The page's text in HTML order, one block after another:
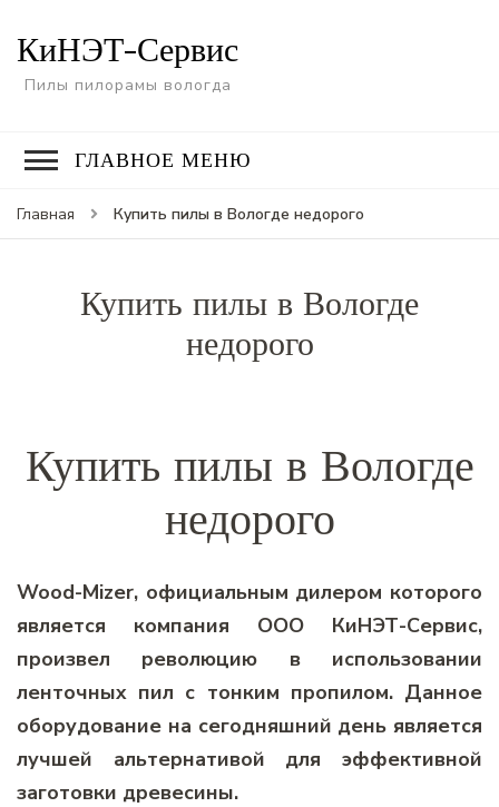
КиНЭТ-Сервис
Пилы пилорамы вологда
ГЛАВНОЕ МЕНЮ
Главная Купить пилы в Вологде недорого
Купить пилы в Вологде
недорого
Купить пилы в Вологде
недорого
Wood-Mizer, официальным дилером которого
является компания ООО КиНЭТ-Сервис,
произвел революцию в использовании
ленточных пил с тонким пропилом. Данное
оборудование на сегодняшний день является
лучшей альтернативой для эффективной
заготовки древесины.